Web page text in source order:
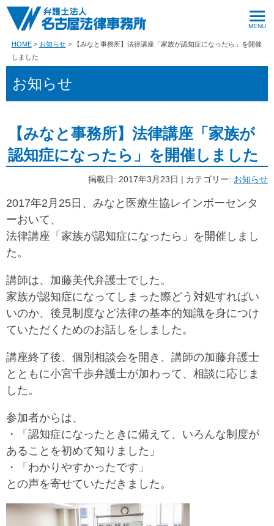
HOME お知らせ
【みなと事務所】法律講座「家族が認知症になったら」を開催
しました
お知らせ
【みなと事務所】法律講座「家族が
認知症になったら」を開催しました
掲載日: 2017年3月23日 | カテゴリー: お知らせ
2017年2月25日、みなと医療生協レインボーセンタ
ーおいて、
法律講座「家族が認知症になったら」を開催しまし
た。
講師は、加藤美代弁護士でした。
家族が認知症になってしまった際どう対処すればい
いのか、後見制度など法律の基本的知識を身につけ
ていただくためのお話しをしました。
講座終了後、個別相談会を開き、講師の加藤弁護士
とともに小宮千歩弁護士が加わって、相談に応じま
した。
参加者からは、
・「認知症になったときに備えて、いろんな制度が
あることを初めて知りました」
・「わかりやすかったです」
との声を寄せていただきました。